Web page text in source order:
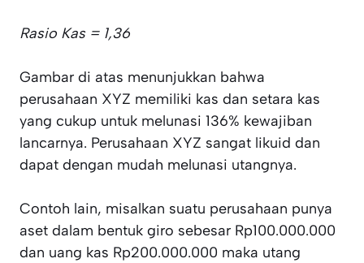
Rasio Kas = 1,36
Gambar di atas menunjukkan bahwa
perusahaan XYZ memiliki kas dan setara kas
yang cukup untuk melunasi 136% kewajiban
lancarnya. Perusahaan XYZ sangat likuid dan
dapat dengan mudah melunasi utangnya.
Contoh lain, misalkan suatu perusahaan punya
aset dalam bentuk giro sebesar Rp100.000.000
dan uang kas Rp200.000.000 maka utang